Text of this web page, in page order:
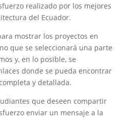
realizado por los mejores
del Ecuador.
mostrar los proyectos en
que se seleccionará una parte
y, en lo posible, se
donde se pueda encontrar
y detallada.
que deseen compartir
enviar un mensaje a la